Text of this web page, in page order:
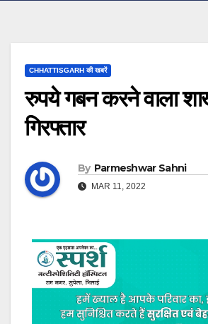
CHHATTISGARH की खबरें
रुपये गबन करने वाला
गिरफ्तार
By Parmeshwar Sahni
MAR 11, 2022